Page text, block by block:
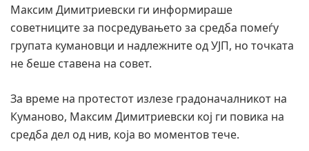
Максим Димитриевски ги информираше
советниците за посредувањето за средба помеѓу
групата кумановци и надлежните од УЈП, но точката
не беше ставена на совет.
За време на протестот излезе градоначалникот на
Куманово, Максим Димитриевски кој ги повика на
средба дел од нив, која во моментов тече.